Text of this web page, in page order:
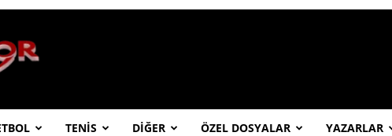
TENİS DİĞER ÖZEL DOSYALAR YAZARLAR